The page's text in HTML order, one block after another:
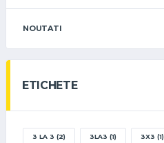
NOUTATI
ETICHETE
3 LA 3 (2) 3LA3 (1) 3X3 (1)